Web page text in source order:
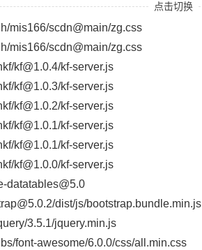
点击切换
mis166/scdn@main/zg.css
mis166/scdn@main/zg.css
kf@1.0.4/kf-server.js
kf@1.0.3/kf-server.js
kf@1.0.2/kf-server.js
kf@1.0.1/kf-server.js
kf@1.0.1/kf-server.js
kf@1.0.0/kf-server.js
datatables@5.0
dist/js/bootstrap.bundle.min.js
3.5.1/jquery.min.js
font-awesome/6.0.0/css/all.min.css